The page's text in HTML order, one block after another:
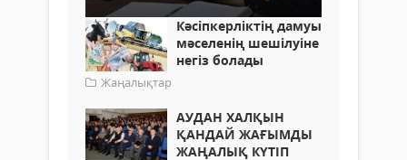
Кәсіпкерліктің дамуы
мәселенің шешілуіне
негіз болады
Жаңалықтар
АУДАН ХАЛҚЫН
ҚАНДАЙ ЖАҒЫМДЫ
ЖАҢАЛЫҚ КҮТІП